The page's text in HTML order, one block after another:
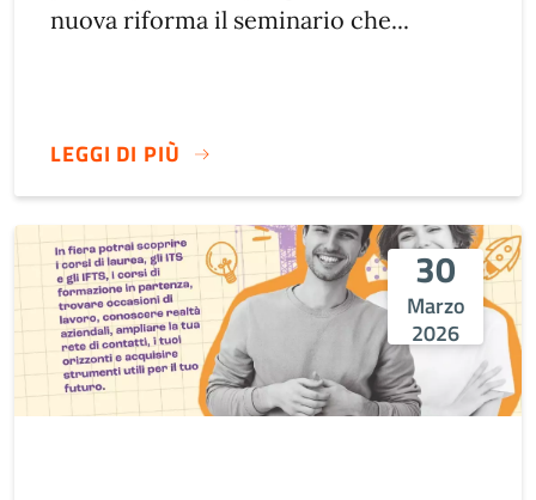
nuova riforma il seminario che...
LEGGI DI PIÙ
30
Marzo
2026